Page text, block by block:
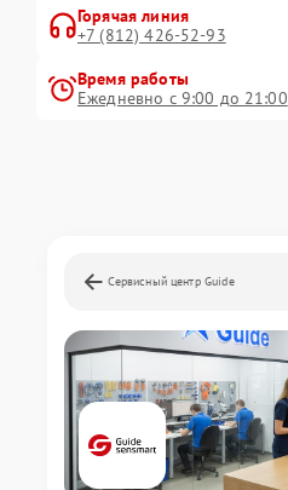
Горячая линия
+7 (812) 426-52-93
Время работы
Ежедневно с 9:00 до 21:00
Сервисный центр Guide